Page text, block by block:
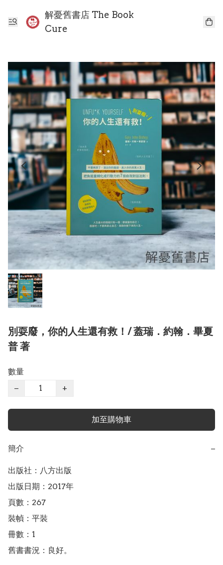
解憂舊書店 The Book
Cure
別耍廢，你的人生還有救！/ 蓋瑞．約翰．畢夏
普 著
數量
−
+
加至購物車
簡介 −
出版社：八方出版
出版日期：2017年
頁數：267
裝幀：平裝
冊數：1
舊書書況：良好。